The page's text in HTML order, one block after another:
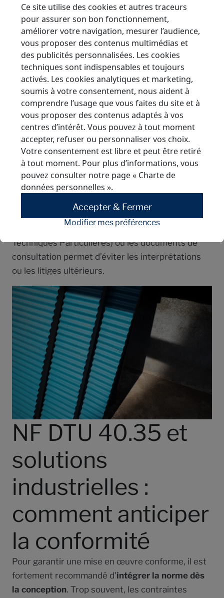
La norme NF DTU 40.35 intègre les évolutions
récentes des tôles d'acier revêtues et leurs
nouvelles propriétés de résistance et de
durabilité. Elle sert également de référence lors
des procédures d’assurance, notamment pour
valider la garantie décennale des travaux de
couverture.
Dans les projets soumis à des appels d’offres
publics ou à une labellisation environnementale, la
réglementation des travaux de toiturejoue un
rôle déterminant. Elle contribue à sécuriser
l’ensemble de la chaîne de projet, du maître
d’ouvrage à l’entreprise de pose.
Mentionner explicitement le respect de la norme
NF DTU 40.35 dans les CCTP (Cahier des Clauses
Techniques Particulières) ou les documents de
consultation permet d’éviter les interprétations
ou les litiges ultérieurs.
NF DTU 40.35 et
solutions
industrielles :
comment anticiper
la conformité
Pour garantir une mise en œuvre conforme, il est
fortement recommandé d'intégrer la norme dès
la conception. Trop souvent, les contraintes
Ce site utilise des cookies et autres traceurs
pour assurer son bon fonctionnement,
améliorer votre navigation, mesurer l’audience,
vous proposer des contenus multimédias et
des publicités personnalisées. Les cookies
techniques sont indispensables et toujours
activés. Les cookies analytiques et marketing,
soumis à votre consentement, nous aident à
comprendre l’usage que vous faites du site et à
vous proposer des contenus adaptés à vos
centres d’intérêt. Vous pouvez à tout moment
accepter, refuser ou personnaliser vos choix.
Votre consentement est libre et peut être retiré
à tout moment. Pour plus d’informations, vous
pouvez consulter notre page« Charte de
données personnelles ».
Accepter & Fermer
Modifier mes préférences